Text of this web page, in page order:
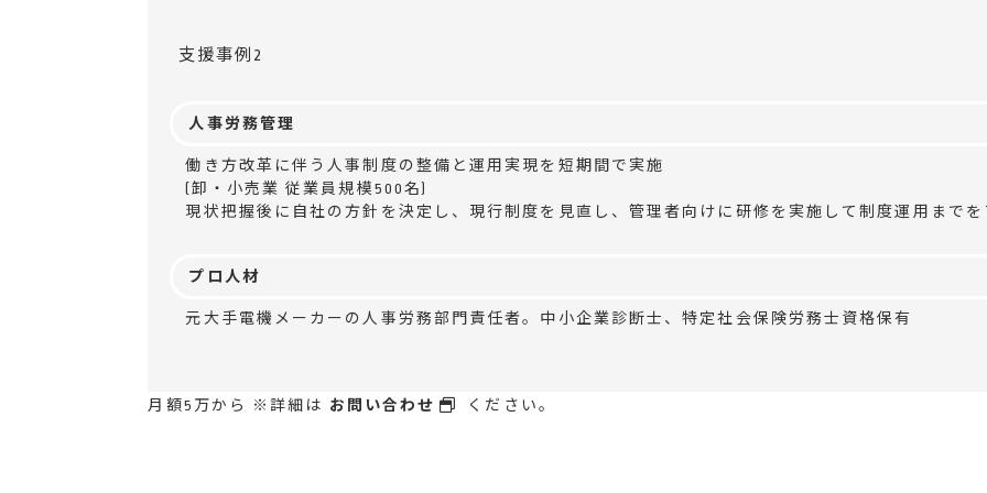
支援事例2
人事労務管理
働き方改革に伴う人事制度の整備と運用実現を短期間で実施
(卸・小売業 従業員規模500名)
現状把握後に自社の方針を決定し、現行制度を見直し、管理者向けに研修を実施して制度運用まで
プロ人材
元大手電機メーカーの人事労務部門責任者。中小企業診断士、特定社会保険労務士資格保有
月額5万から ※詳細は お問い合わせ ください。